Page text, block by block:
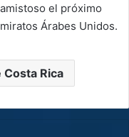
el próximo
Árabes Unidos.
Rica